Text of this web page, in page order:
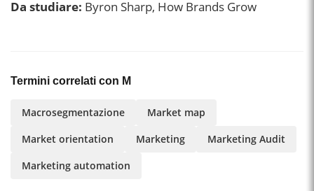
Da studiare: Byron Sharp, How Brands Grow
Termini correlati con M
Macrosegmentazione
Market map
Market orientation
Marketing
Marketing Audit
Marketing automation